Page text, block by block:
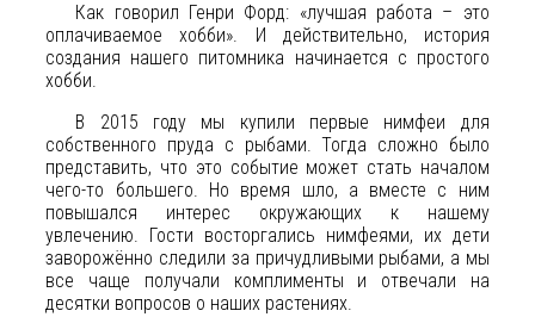
Как говорил Генри Форд: «лучшая работа – это
оплачиваемое хобби». И действительно, история
создания нашего питомника начинается с простого
хобби.
В 2015 году мы купили первые нимфеи для
собственного пруда с рыбами. Тогда сложно было
представить, что это событие может стать началом
чего-то большего. Но время шло, а вместе с ним
повышался интерес окружающих к нашему
увлечению. Гости восторгались нимфеями, их дети
заворожённо следили за причудливыми рыбами, а мы
все чаще получали комплименты и отвечали на
десятки вопросов о наших растениях.